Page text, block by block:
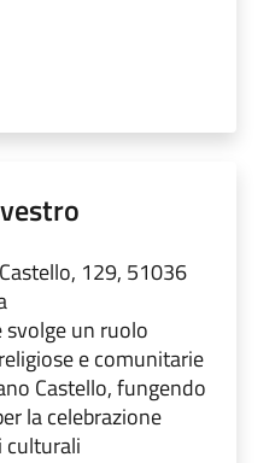
129, 51036
svolge un ruolo
e comunitarie
Castello, fungendo
la celebrazione
culturali